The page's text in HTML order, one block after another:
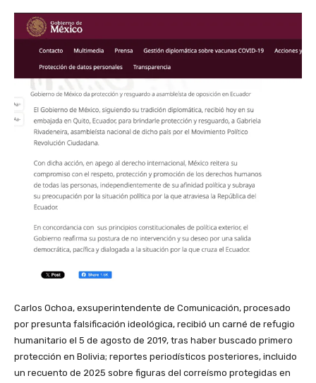
Carlos Ochoa, exsuperintendente de Comunicación, procesado
por presunta falsificación ideológica, recibió un carné de refugio
humanitario el 5 de agosto de 2019, tras haber buscado primero
protección en Bolivia; reportes periodísticos posteriores, incluido
un recuento de 2025 sobre figuras del correísmo protegidas en